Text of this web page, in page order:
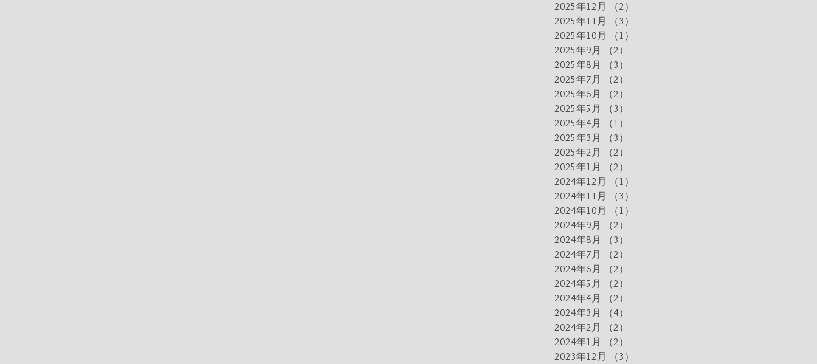
2025年12月
（2）
2025年11月
（3）
2025年10月
（1）
2025年9月
（2）
2025年8月
（3）
2025年7月
（2）
2025年6月
（2）
2025年5月
（3）
2025年4月
（1）
2025年3月
（3）
2025年2月
（2）
2025年1月
（2）
2024年12月
（1）
2024年11月
（3）
2024年10月
（1）
2024年9月
（2）
2024年8月
（3）
2024年7月
（2）
2024年6月
（2）
2024年5月
（2）
2024年4月
（2）
2024年3月
（4）
2024年2月
（2）
2024年1月
（2）
2023年12月
（3）